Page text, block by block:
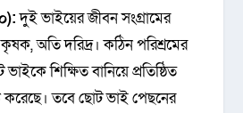
দুই ভাইয়ের জীবন সংগ্রামের
অতি দরিদ্র। কঠিন পরিশ্রমের
শিক্ষিত বানিয়ে প্রতিষ্ঠিত
করেছে। তবে ছোট ভাই পেছনের